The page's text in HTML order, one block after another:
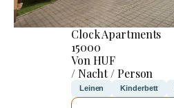
Clock Apartments
15000
Von HUF
/ Nacht / Person
Leinen Kinderbett